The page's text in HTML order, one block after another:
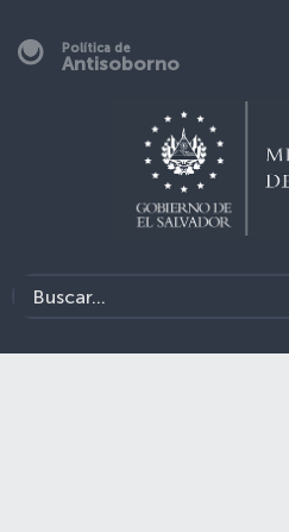
Política de
Antisoborno